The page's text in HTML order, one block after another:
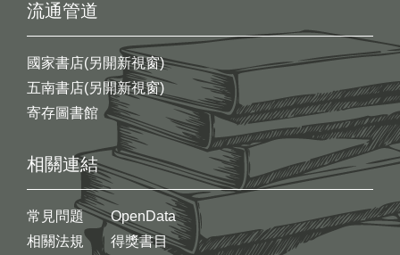
流通管道
國家書店(另開新視窗)
五南書店(另開新視窗)
寄存圖書館
相關連結
常見問題
相關法規
OpenData
得獎書目